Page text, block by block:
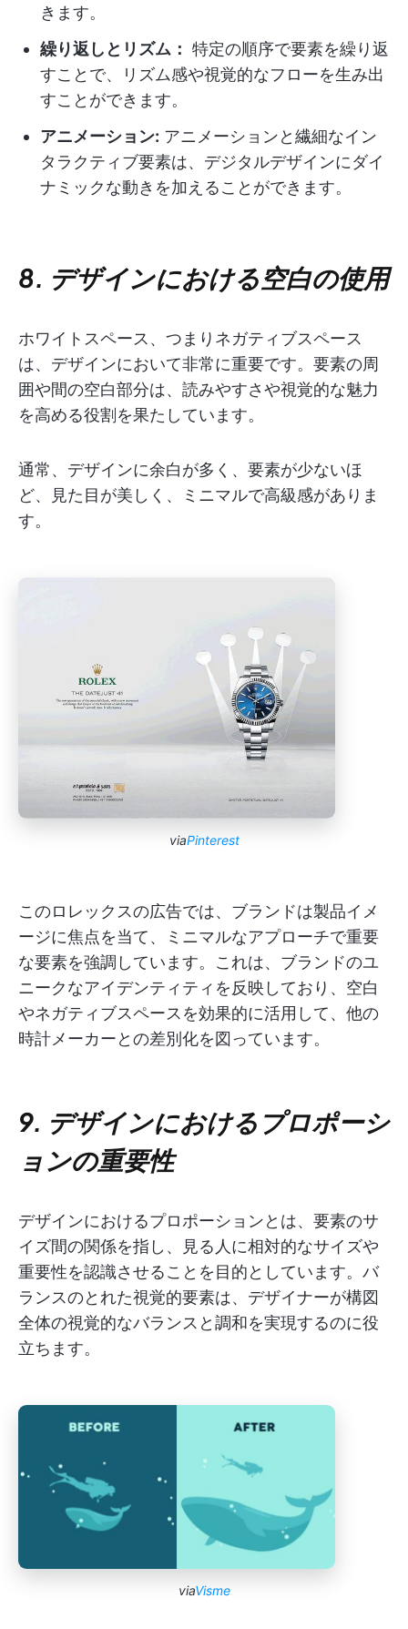
きます。
繰り返しとリズム： 特定の順序で要素を繰り返
すことで、リズム感や視覚的なフローを生み出
すことができます。
アニメーション: アニメーションと繊細なイン
タラクティブ要素は、デジタルデザインにダイ
ナミックな動きを加えることができます。
8. デザインにおける空白の使用
ホワイトスペース、つまりネガティブスペース
は、デザインにおいて非常に重要です。要素の周
囲や間の空白部分は、読みやすさや視覚的な魅力
を高める役割を果たしています。
通常、デザインに余白が多く、要素が少ないほ
ど、見た目が美しく、ミニマルで高級感がありま
す。
viaPinterest
このロレックスの広告では、ブランドは製品イメ
ージに焦点を当て、ミニマルなアプローチで重要
な要素を強調しています。これは、ブランドのユ
ニークなアイデンティティを反映しており、空白
やネガティブスペースを効果的に活用して、他の
時計メーカーとの差別化を図っています。
9. デザインにおけるプロポーシ
ョンの重要性
デザインにおけるプロポーションとは、要素のサ
イズ間の関係を指し、見る人に相対的なサイズや
重要性を認識させることを目的としています。バ
ランスのとれた視覚的要素は、デザイナーが構図
全体の視覚的なバランスと調和を実現するのに役
立ちます。
viaVisme